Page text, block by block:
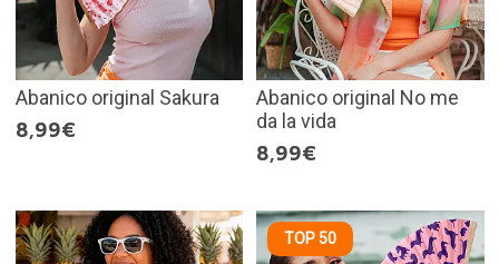
Abanico original Sakura
8,99€
Abanico original No me
da la vida
8,99€
TOP 50